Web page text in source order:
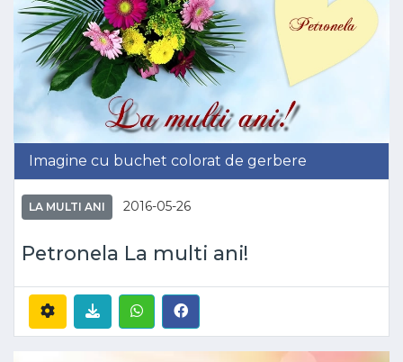
Imagine cu buchet colorat de gerbere
LA MULTI ANI 2016-05-26
Petronela La multi ani!